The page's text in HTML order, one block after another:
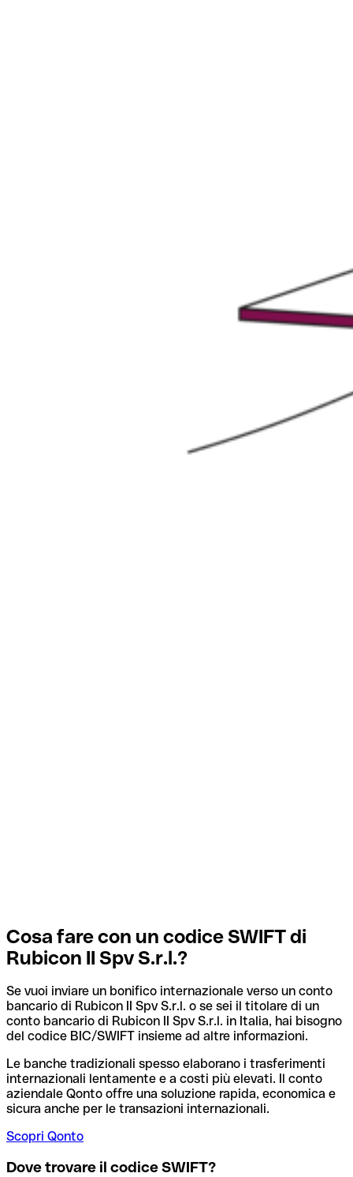
Cosa fare con un codice SWIFT di
Rubicon II Spv S.r.l.?
Se vuoi inviare un bonifico internazionale verso un conto
bancario di Rubicon II Spv S.r.l. o se sei il titolare di un
conto bancario di Rubicon II Spv S.r.l. in Italia, hai bisogno
del codice BIC/SWIFT insieme ad altre informazioni.
Le banche tradizionali spesso elaborano i trasferimenti
internazionali lentamente e a costi più elevati. Il conto
aziendale Qonto offre una soluzione rapida, economica e
sicura anche per le transazioni internazionali.
Scopri Qonto
Dove trovare il codice SWIFT?